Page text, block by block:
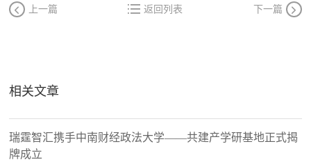
上一篇 返回列表 下一篇
相关文章
瑞霆智汇携手中南财经政法大学——共建产学研基地正式揭
牌成立